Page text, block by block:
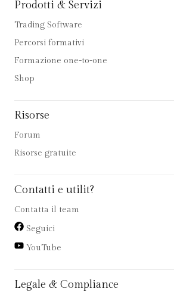
Prodotti & Servizi
Trading Software
Percorsi formativi
Formazione one-to-one
Shop
Risorse
Forum
Risorse gratuite
Contatti e utilit?
Contatta il team
Seguici
YouTube
Legale & Compliance